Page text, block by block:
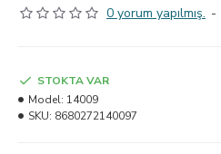
0 yorum yapılmış. -
STOKTA VAR
Model: 14009
SKU: 8680272140097